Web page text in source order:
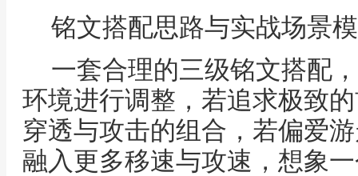
铭文搭配思路与实战场景
一套合理的三级铭文搭配
环境进行调整，若追求极致
穿透与攻击的组合，若偏爱
融入更多移速与攻速，想象